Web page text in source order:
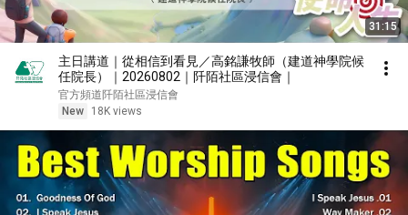
31:15
主日講道｜從相信到看見／高銘謙牧師（建道神學院候
任院長）｜20260802｜阡陌社區浸信會｜
官方頻道阡陌社區浸信會
New
18K views